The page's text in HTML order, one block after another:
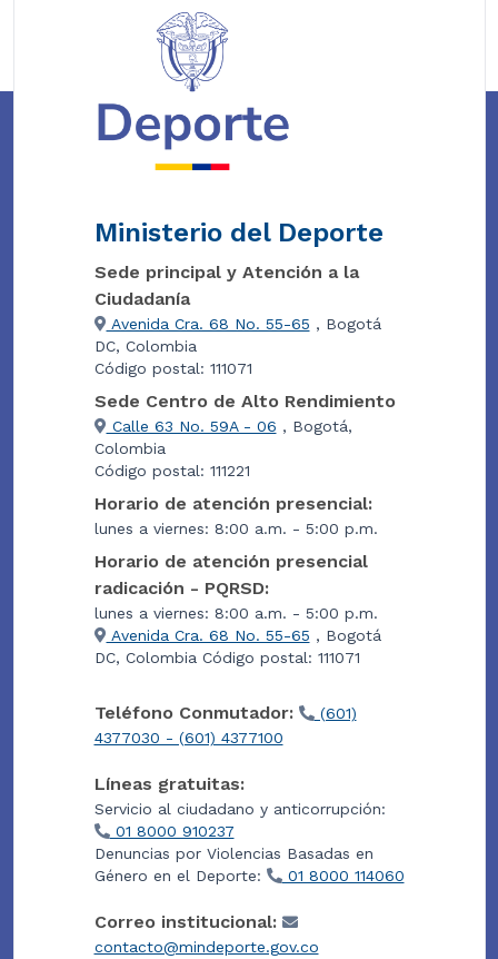
Ministerio del Deporte
Sede principal y Atención a la
Ciudadanía
Avenida Cra. 68 No. 55-65 , Bogotá
DC, Colombia
Código postal: 111071
Sede Centro de Alto Rendimiento
Calle 63 No. 59A - 06 , Bogotá,
Colombia
Código postal: 111221
Horario de atención presencial:
lunes a viernes: 8:00 a.m. - 5:00 p.m.
Horario de atención presencial
radicación - PQRSD:
lunes a viernes: 8:00 a.m. - 5:00 p.m.
Avenida Cra. 68 No. 55-65 , Bogotá
DC, Colombia Código postal: 111071
Teléfono Conmutador:
(601)
4377030 - (601) 4377100
Líneas gratuitas:
Servicio al ciudadano y anticorrupción:
01 8000 910237
Denuncias por Violencias Basadas en
Género en el Deporte:
01 8000 114060
Correo institucional:
contacto@mindeporte.gov.co